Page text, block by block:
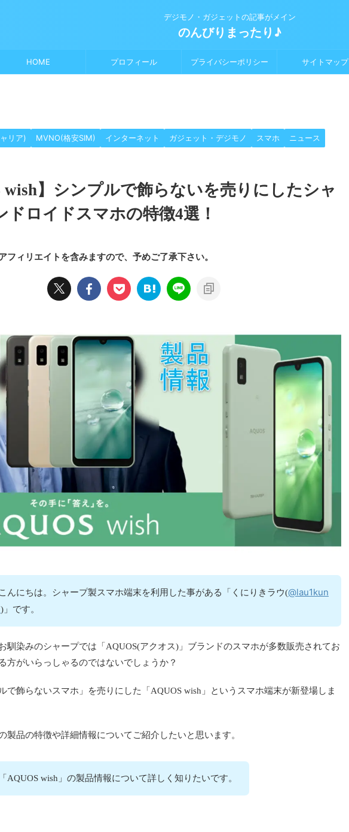
デジモノ・ガジェットの記事がメイン
のんびりまったり♪
HOME プロフィール プライバシーポリシー サイトマップ
リア) MVNO(格安SIM) インターネット ガジェット・デジモノ スマホ ニュース
wish】シンプルで飾らないを売りにしたシャ
ドロイドスマホの特徴4選！
フィリエイトを含みますので、予めご了承下さい。
こんにちは。シャープ製スマホ端末を利用した事がある「くにりきラウ(@lau1kun
)」です。
馴染みのシャープでは「AQUOS(アクオス)」ブランドのスマホが多数販売されてお
方がいらっしゃるのではないでしょうか？
で飾らないスマホ」を売りにした「AQUOS wish」というスマホ端末が新登場しま
製品の特徴や詳細情報についてご紹介したいと思います。
「AQUOS wish」の製品情報について詳しく知りたいです。